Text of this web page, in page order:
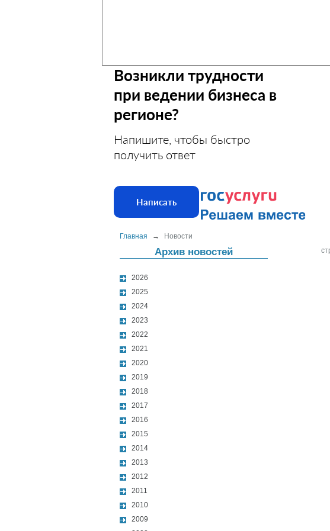
Возникли трудности
при ведении бизнеса в
регионе?
Напишите, чтобы быстро
получить ответ
Написать
Главная → Новости
Архив новостей
2026
2025
2024
2023
2022
2021
2020
2019
2018
2017
2016
2015
2014
2013
2012
2011
2010
2009